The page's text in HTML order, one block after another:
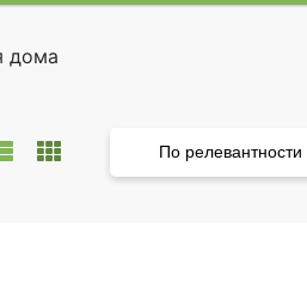
дома
По релевантности